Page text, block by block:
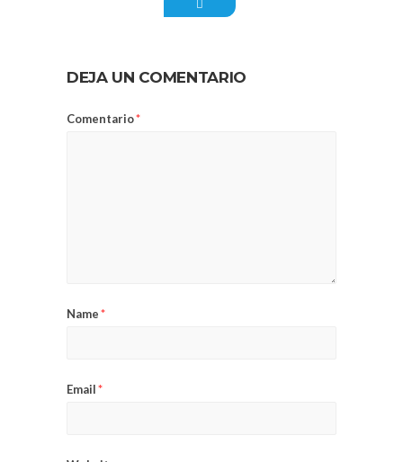
DEJA UN COMENTARIO
Comentario*
Name*
Email*